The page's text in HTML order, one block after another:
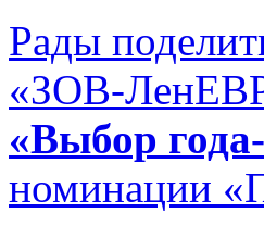
Рады
«ЗОВ-
«Выбор
номинации